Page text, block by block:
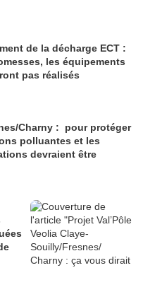
de la décharge ECT :
les équipements
pas réalisés
Charny : pour protéger
polluantes et les
devraient être